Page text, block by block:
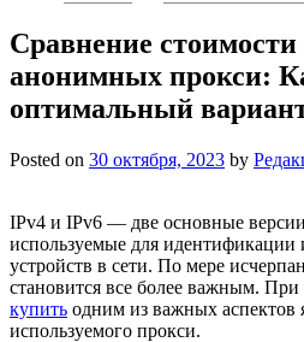
Сравнение
анонимных прокси:
оптимальный
Posted on 30 октября, 2023 by
IPv4 и IPv6 — две основные версии
используемые для идентификации
устройств в сети. По мере
становится все более важным. При
купить одним из важных аспектов
используемого прокси.